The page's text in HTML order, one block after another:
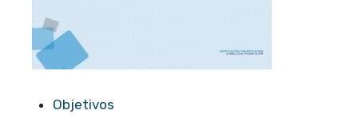
Objetivos